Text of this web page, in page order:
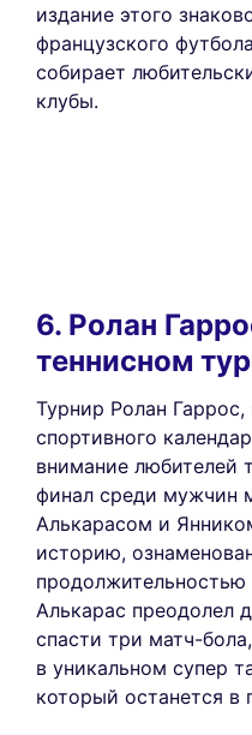
издание этого
французского
собирает
клубы.
6. Ролан
теннисном
Турнир Ролан
спортивного
внимание любителей
финал среди мужчин
Алькарасом и
историю,
Алькарас преодолел
спасти три матч-
в уникальном супер
который останется в